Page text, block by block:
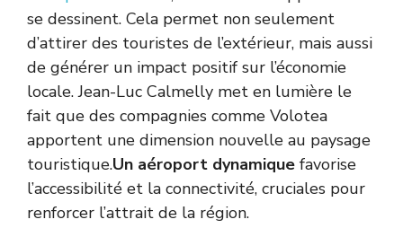
se dessinent. Cela permet non seulement
d’attirer des touristes de l’extérieur, mais aussi
de générer un impact positif sur l’économie
locale. Jean-Luc Calmelly met en lumière le
fait que des compagnies comme Volotea
apportent une dimension nouvelle au paysage
touristique.Un aéroport dynamique favorise
l’accessibilité et la connectivité, cruciales pour
renforcer l’attrait de la région.